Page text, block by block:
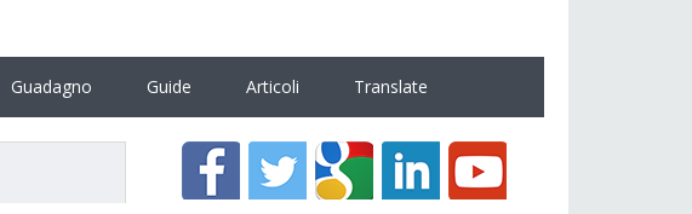
Guadagno Guide Articoli Translate